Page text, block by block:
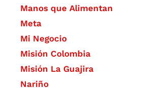
Manos que Alimentan
Meta
Mi Negocio
Misión Colombia
Misión La Guajira
Nariño